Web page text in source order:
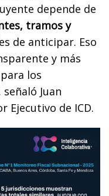
depende de
tramos y
de anticipar. Eso
y más
los
Juan
Ejecutivo de ICD.